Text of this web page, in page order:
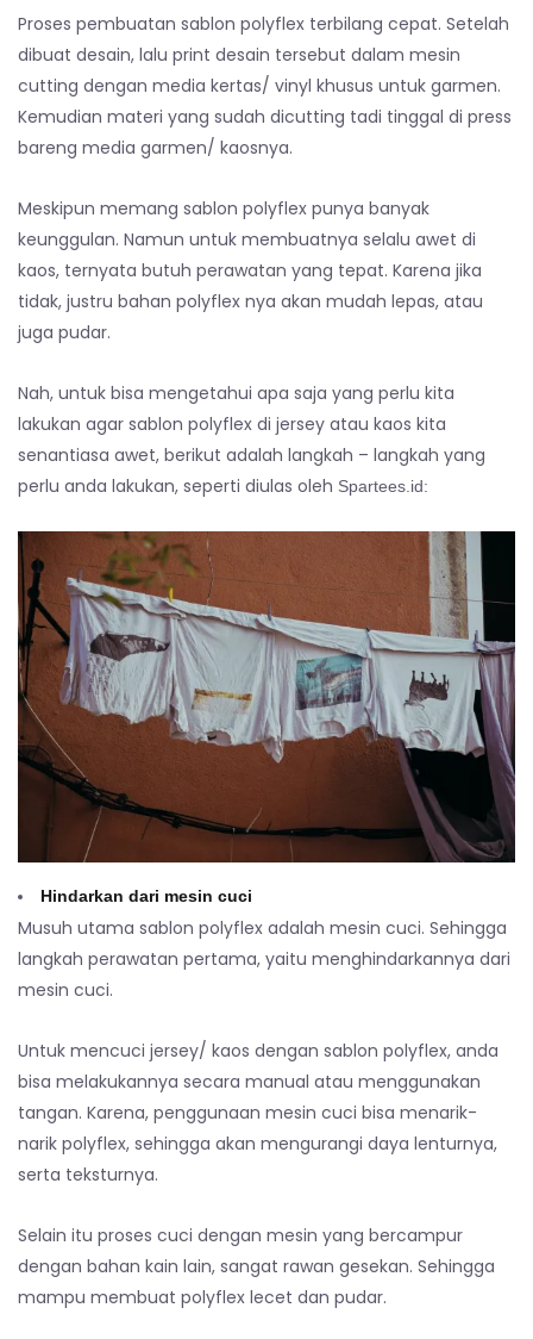
Proses pembuatan sablon polyflex terbilang cepat. Setelah
dibuat desain, lalu print desain tersebut dalam mesin
cutting dengan media kertas/ vinyl khusus untuk garmen.
Kemudian materi yang sudah dicutting tadi tinggal di press
bareng media garmen/ kaosnya.
Meskipun memang sablon polyflex punya banyak
keunggulan. Namun untuk membuatnya selalu awet di
kaos, ternyata butuh perawatan yang tepat. Karena jika
tidak, justru bahan polyflex nya akan mudah lepas, atau
juga pudar.
Nah, untuk bisa mengetahui apa saja yang perlu kita
lakukan agar sablon polyflex di jersey atau kaos kita
senantiasa awet, berikut adalah langkah – langkah yang
perlu anda lakukan, seperti diulas oleh Spartees.id:
Hindarkan dari mesin cuci
Musuh utama sablon polyflex adalah mesin cuci. Sehingga
langkah perawatan pertama, yaitu menghindarkannya dari
mesin cuci.
Untuk mencuci jersey/ kaos dengan sablon polyflex, anda
bisa melakukannya secara manual atau menggunakan
tangan. Karena, penggunaan mesin cuci bisa menarik-
narik polyflex, sehingga akan mengurangi daya lenturnya,
serta teksturnya.
Selain itu proses cuci dengan mesin yang bercampur
dengan bahan kain lain, sangat rawan gesekan. Sehingga
mampu membuat polyflex lecet dan pudar.